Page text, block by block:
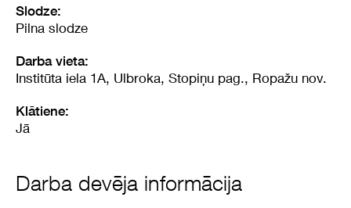
Slodze:
Pilna slodze
Darba vieta:
Institūta iela 1A, Ulbroka, Stopiņu pag., Ropažu nov.
Klātiene:
Jā
Darba devēja informācija